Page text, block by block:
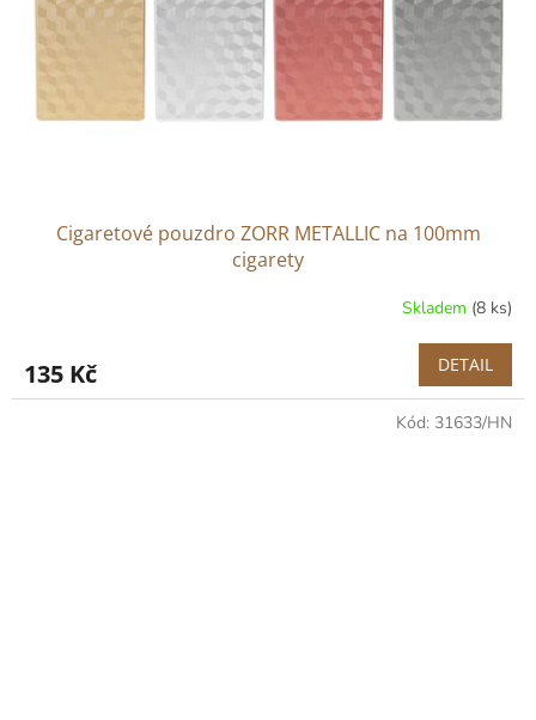
Cigaretové pouzdro ZORR METALLIC na 100mm
cigarety
Skladem (8 ks)
135 Kč DETAIL
Kód: 31633/HN